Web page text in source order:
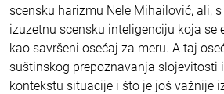
scensku harizmu Nele Mihailović, ali,
izuzetnu scensku inteligenciju koja se
kao savršeni osećaj za meru. A taj
suštinskog prepoznavanja slojevitosti
kontekstu situacije i što je još važnije